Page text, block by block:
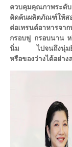
ควบคุมคุณภาพระดั
คิดค้นผลิตภัณฑ์ให้สอ
ต่อเทรนด์อาหารจ
กรอบฟู กรอบนาน
นิ่ม ไปจนถึงนุ่มยืด
หรือของว่างได้อย่าง